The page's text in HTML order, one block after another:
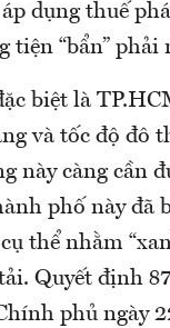
dụng thuế
tiện “bẩn” phải
biệt là
và tốc độ đô
này càng cần
phố này đã
thể nhằm
Quyết định
phủ ngày